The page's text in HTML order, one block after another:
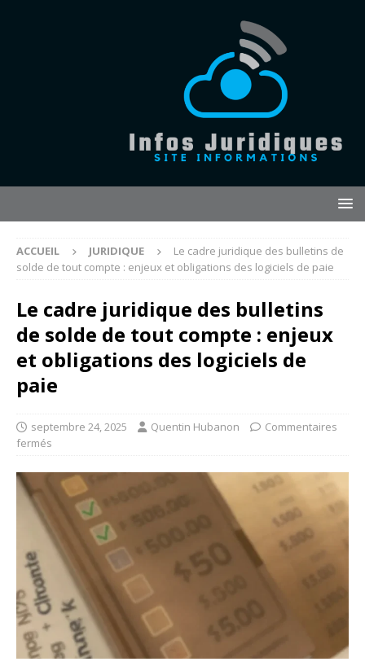
ACCUEIL JURIDIQUE
Le cadre juridique des bulletins de
solde de tout compte : enjeux et obligations des logiciels de paie
Le cadre juridique des bulletins
de solde de tout compte : enjeux
et obligations des logiciels de
paie
septembre 24, 2025 Quentin Hubanon
Commentaires
fermés